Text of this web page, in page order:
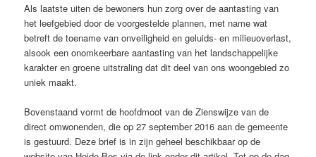
Als laatste uiten de bewoners hun zorg over de aantasting van
het leefgebied door de voorgestelde plannen, met name wat
betreft de toename van onveiligheid en geluids- en milieuoverlast,
alsook een onomkeerbare aantasting van het landschappelijke
karakter en groene uitstraling dat dit deel van ons woongebied zo
uniek maakt.
Bovenstaand vormt de hoofdmoot van de Zienswijze van de
direct omwonenden, die op 27 september 2016 aan de gemeente
is gestuurd. Deze brief is in zijn geheel beschikbaar op de